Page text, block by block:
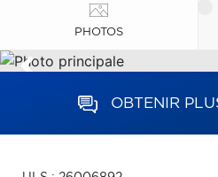
PHOTOS
OBTENIR